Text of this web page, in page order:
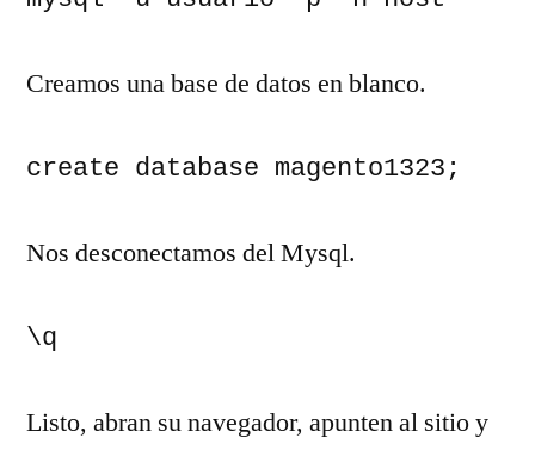
Creamos una base de datos en blanco.
create database magento1323;
Nos desconectamos del Mysql.
\q
Listo, abran su navegador, apunten al sitio y